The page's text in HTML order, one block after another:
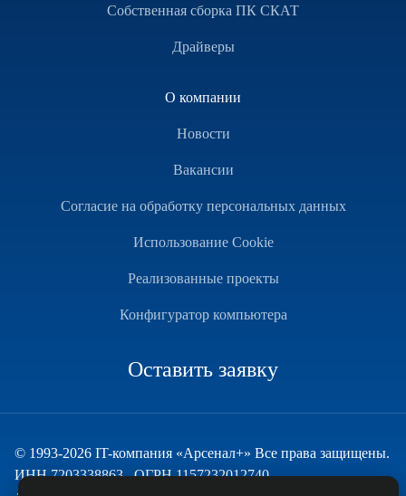
Собственная сборка ПК СКАТ
Драйверы
О компании
Новости
Вакансии
Согласие на обработку персональных данных
Использование Cookie
Реализованные проекты
Конфигуратор компьютера
Оставить заявку
© 1993-2026 IT-компания «Арсенал+» Все права защищены.
ИНН 7203338863 , ОГРН 1157232012740